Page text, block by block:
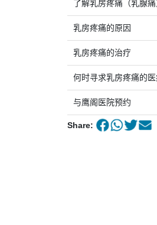
了解乳房疼痛（乳腺痛
乳房疼痛的原因
乳房疼痛的治疗
何时寻求乳房疼痛的
与鹰阁医院预约
Share: